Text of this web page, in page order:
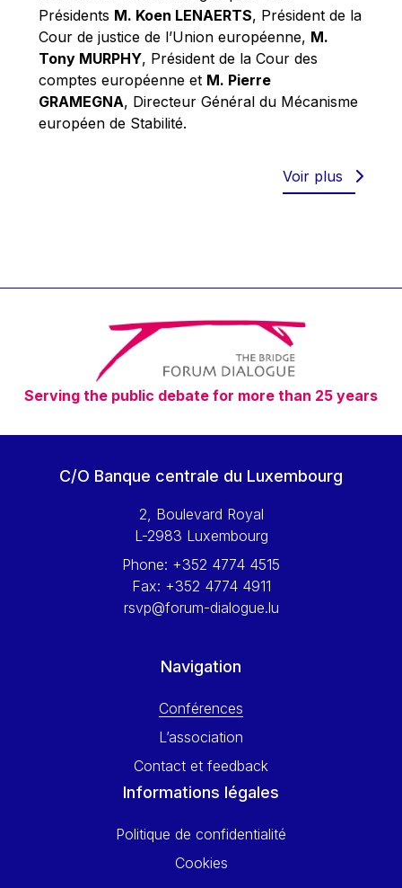
Philippe Maystadt
Pierre Gramegna
Richard Pelly
Robert Goebbels
Robert REYNDERS
Timothy Radcliffe
Vaclav Klaus
Vassilios Skouris
Vítor Manuel da Silva Caldeira
Viviane Reding
Walter Hagg
Wolfgang Ketterle
Yossi Beillin
Yves FRANCHET
Présidents M. Koen LENAERTS, Président de la
Cour de justice de l’Union européenne, M.
Tony MURPHY, Président de la Cour des
comptes européenne et M. Pierre
GRAMEGNA, Directeur Général du Mécanisme
européen de Stabilité.
Voir plus
Serving the public debate for more than 25 years
C/O Banque centrale du Luxembourg
2, Boulevard Royal
L-2983 Luxembourg
Phone: +352 4774 4515
Fax: +352 4774 4911
rsvp@forum-dialogue.lu
Navigation
Conférences
L’association
Contact et feedback
Informations légales
Politique de confidentialité
Cookies